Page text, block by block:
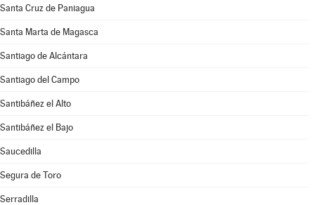
Santa Cruz de Paniagua
Santa Marta de Magasca
Santiago de Alcántara
Santiago del Campo
Santibáñez el Alto
Santibáñez el Bajo
Saucedilla
Segura de Toro
Serradilla